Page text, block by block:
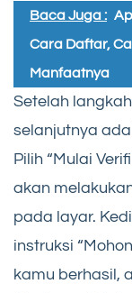
Baca Juga :
Cara Daftar,
Manfaatnya
Setelah
selanjutnya
Pilih “Mulai
akan
pada layar.
instruksi
kamu berhasil,